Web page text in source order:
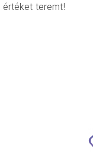
értéket teremt!